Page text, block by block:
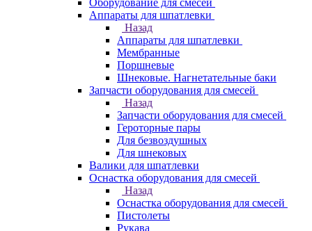
Оборудование для смесей
Аппараты для шпатлевки
Назад
Аппараты для шпатлевки
Мембранные
Поршневые
Шнековые. Нагнетательные баки
Запчасти оборудования для смесей
Назад
Запчасти оборудования для смесей
Героторные пары
Для безвоздушных
Для шнековых
Валики для шпатлевки
Оснастка оборудования для смесей
Назад
Оснастка оборудования для смесей
Пистолеты
Рукава